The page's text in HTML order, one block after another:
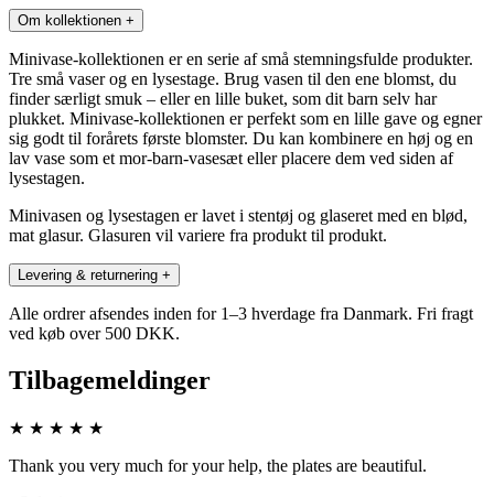
Om kollektionen +
Minivase-kollektionen er en serie af små stemningsfulde produkter.
Tre små vaser og en lysestage. Brug vasen til den ene blomst, du
finder særligt smuk – eller en lille buket, som dit barn selv har
plukket. Minivase-kollektionen er perfekt som en lille gave og egner
sig godt til forårets første blomster. Du kan kombinere en høj og en
lav vase som et mor-barn-vasesæt eller placere dem ved siden af ​​
lysestagen.
Minivasen og lysestagen er lavet i stentøj og glaseret med en blød,
mat glasur. Glasuren vil variere fra produkt til produkt.
Levering & returnering +
Alle ordrer afsendes inden for 1–3 hverdage fra Danmark. Fri fragt
ved køb over 500 DKK.
Tilbagemeldinger
★ ★ ★ ★ ★
Thank you very much for your help, the plates are beautiful.